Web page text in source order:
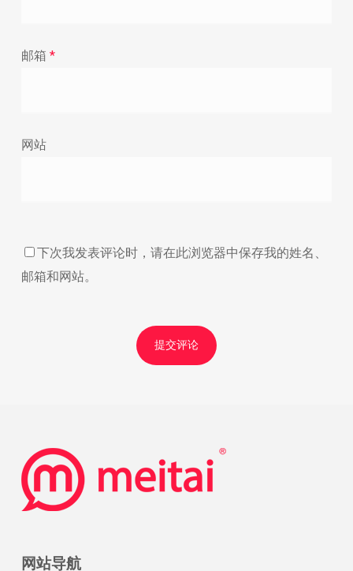
邮箱 *
网站
下次我发表评论时，请在此浏览器中保存我的姓名、
邮箱和网站。
网站导航